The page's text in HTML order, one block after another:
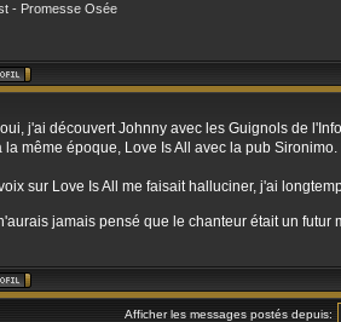
- Promesse Osée
j'ai découvert Johnny avec les Guignols de
la même époque, Love Is All avec la pub Sironimo.
sur Love Is All me faisait halluciner, j'ai
jamais pensé que le chanteur était un futur
Afficher les messages postés depuis: